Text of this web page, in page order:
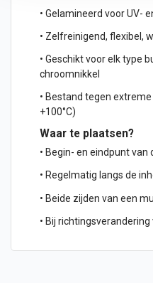
• Gelamineerd voor UV-
• Zelfreinigend, flexibel,
• Geschikt voor elk type
chroomnikkel
• Bestand tegen
+100°C)
Waar te plaatsen?
• Begin- en eindpunt van
• Regelmatig langs de
• Beide zijden van een
• Bij richtingsverandering